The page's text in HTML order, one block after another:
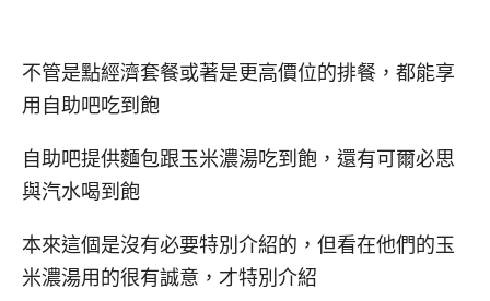
不管是點經濟套餐或著是更高價位的排餐，都能享
用自助吧吃到飽
自助吧提供麵包跟玉米濃湯吃到飽，還有可爾必思
與汽水喝到飽
本來這個是沒有必要特別介紹的，但看在他們的玉
米濃湯用的很有誠意，才特別介紹